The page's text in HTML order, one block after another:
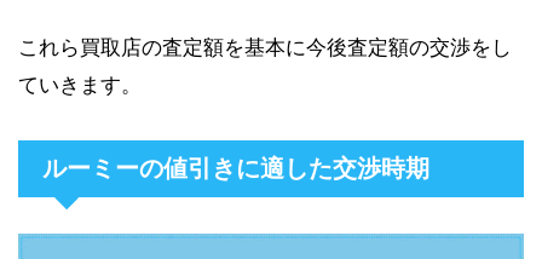
これら買取店の査定額を基本に今後査定額の交渉をし
ていきます。
ルーミーの値引きに適した交渉時期